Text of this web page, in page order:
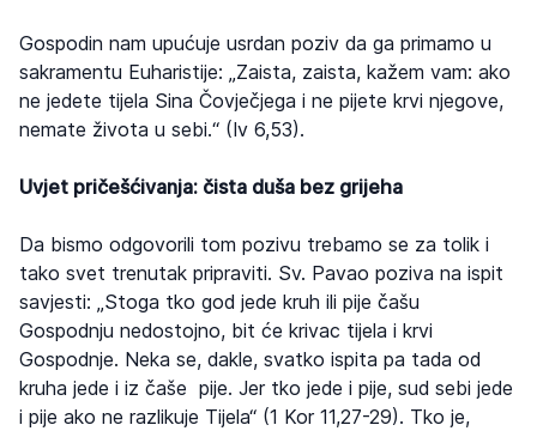
Gospodin nam upućuje usrdan poziv da ga primamo u
sakramentu Euharistije: „Zaista, zaista, kažem vam: ako
ne jedete tijela Sina Čovječjega i ne pijete krvi njegove,
nemate života u sebi.“ (Iv 6,53).
Uvjet pričešćivanja: čista duša bez grijeha
Da bismo odgovorili tom pozivu trebamo se za tolik i
tako svet trenutak pripraviti. Sv. Pavao poziva na ispit
savjesti: „Stoga tko god jede kruh ili pije čašu
Gospodnju nedostojno, bit će krivac tijela i krvi
Gospodnje. Neka se, dakle, svatko ispita pa tada od
kruha jede i iz čaše pije. Jer tko jede i pije, sud sebi jede
i pije ako ne razlikuje Tijela“ (1 Kor 11,27-29). Tko je,